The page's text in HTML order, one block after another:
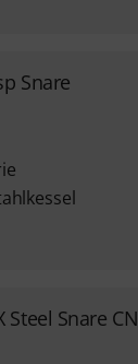
Snare
Steel Snare CN